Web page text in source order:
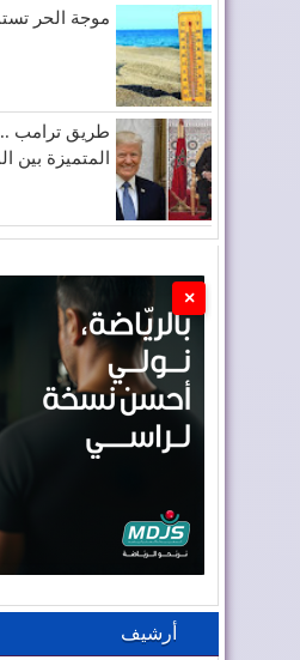
موجة الحر
طريق ترامب ..
المتميزة بين
×
أرشيف